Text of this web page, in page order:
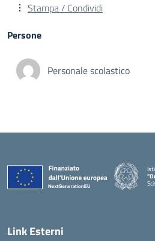
Stampa / Condividi
Persone
Personale scolastico
Link Esterni